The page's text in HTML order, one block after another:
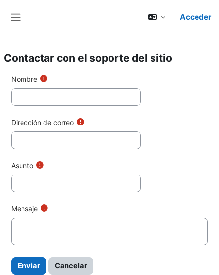
Acceder
Contactar con el soporte del sitio
Nombre
Dirección de correo
Asunto
Mensaje